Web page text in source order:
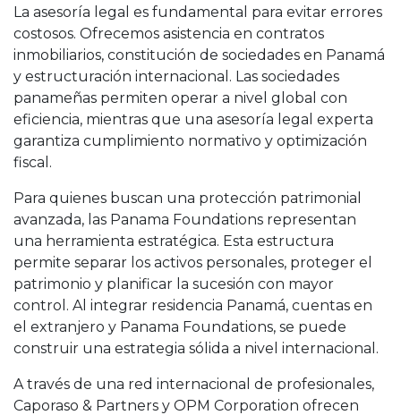
La asesoría legal es fundamental para evitar errores
costosos. Ofrecemos asistencia en contratos
inmobiliarios, constitución de sociedades en Panamá
y estructuración internacional. Las sociedades
panameñas permiten operar a nivel global con
eficiencia, mientras que una asesoría legal experta
garantiza cumplimiento normativo y optimización
fiscal.
Para quienes buscan una protección patrimonial
avanzada, las Panama Foundations representan
una herramienta estratégica. Esta estructura
permite separar los activos personales, proteger el
patrimonio y planificar la sucesión con mayor
control. Al integrar residencia Panamá, cuentas en
el extranjero y Panama Foundations, se puede
construir una estrategia sólida a nivel internacional.
A través de una red internacional de profesionales,
Caporaso & Partners y OPM Corporation ofrecen